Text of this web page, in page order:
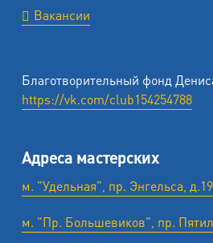
Вакансии
Благотворительный фонд
https://vk.com/club154254788
Адреса мастерских
м. "Удельная", пр. Энгельса, д.19
м. "Пр. Большевиков", пр.